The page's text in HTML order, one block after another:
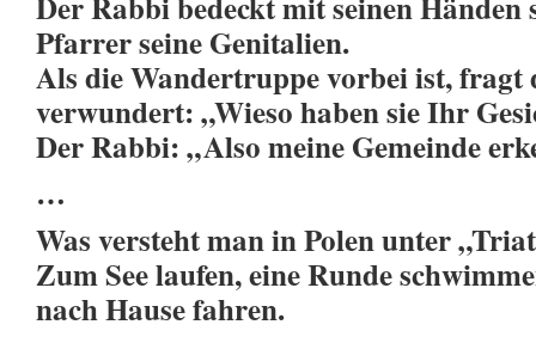
Pfarrer seine Genitalien.
Als die Wandertruppe vorbei ist,
verwundert: „Wieso haben sie Ihr
Der Rabbi: „Also meine Gemeinde
…
Was versteht man in Polen unter
Zum See laufen, eine Runde
nach Hause fahren.